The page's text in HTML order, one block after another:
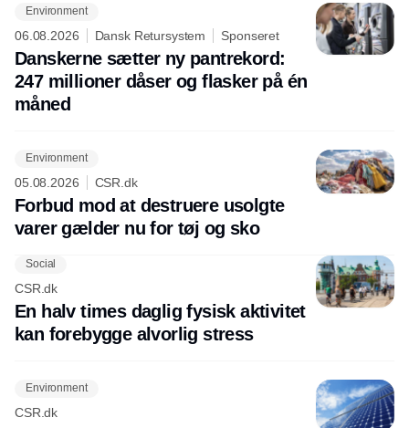
Environment
06.08.2026 Dansk Retursystem Sponseret
Danskerne sætter ny pantrekord:
247 millioner dåser og flasker på én
måned
Environment
05.08.2026 CSR.dk
Forbud mod at destruere usolgte
varer gælder nu for tøj og sko
Social
CSR.dk
En halv times daglig fysisk aktivitet
kan forebygge alvorlig stress
Environment
CSR.dk